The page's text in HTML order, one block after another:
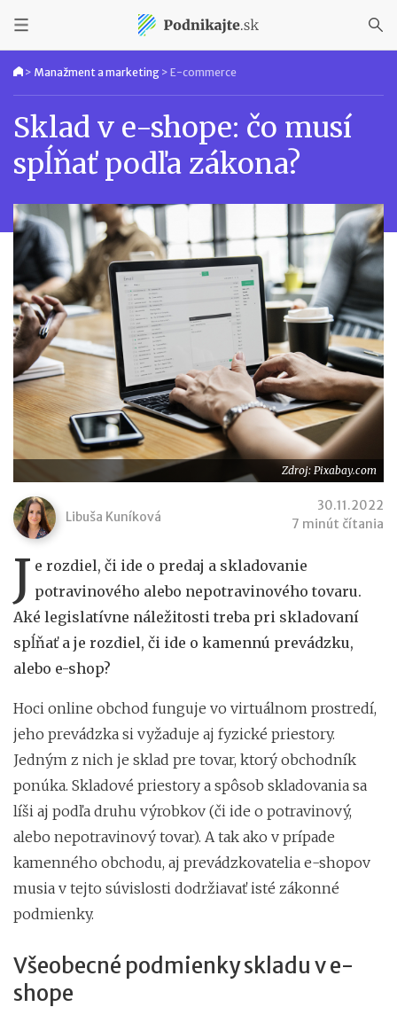
> Manažment a marketing > E-commerce
Sklad v e-shope: čo musí
spĺňať podľa zákona?
Zdroj: Pixabay.com
Libuša Kuníková
30.11.2022
7 minút čítania
J e rozdiel, či ide o predaj a skladovanie
potravinového alebo nepotravinového tovaru.
Aké legislatívne náležitosti treba pri skladovaní
spĺňať a je rozdiel, či ide o kamennú prevádzku,
alebo e-shop?
Hoci online obchod funguje vo virtuálnom prostredí,
jeho prevádzka si vyžaduje aj fyzické priestory.
Jedným z nich je sklad pre tovar, ktorý obchodník
ponúka. Skladové priestory a spôsob skladovania sa
líši aj podľa druhu výrobkov (či ide o potravinový,
alebo nepotravinový tovar). A tak ako v prípade
kamenného obchodu, aj prevádzkovatelia e-shopov
musia v tejto súvislosti dodržiavať isté zákonné
podmienky.
Všeobecné podmienky skladu v e-
shope